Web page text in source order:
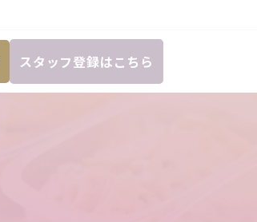
スタッフ登録はこちら